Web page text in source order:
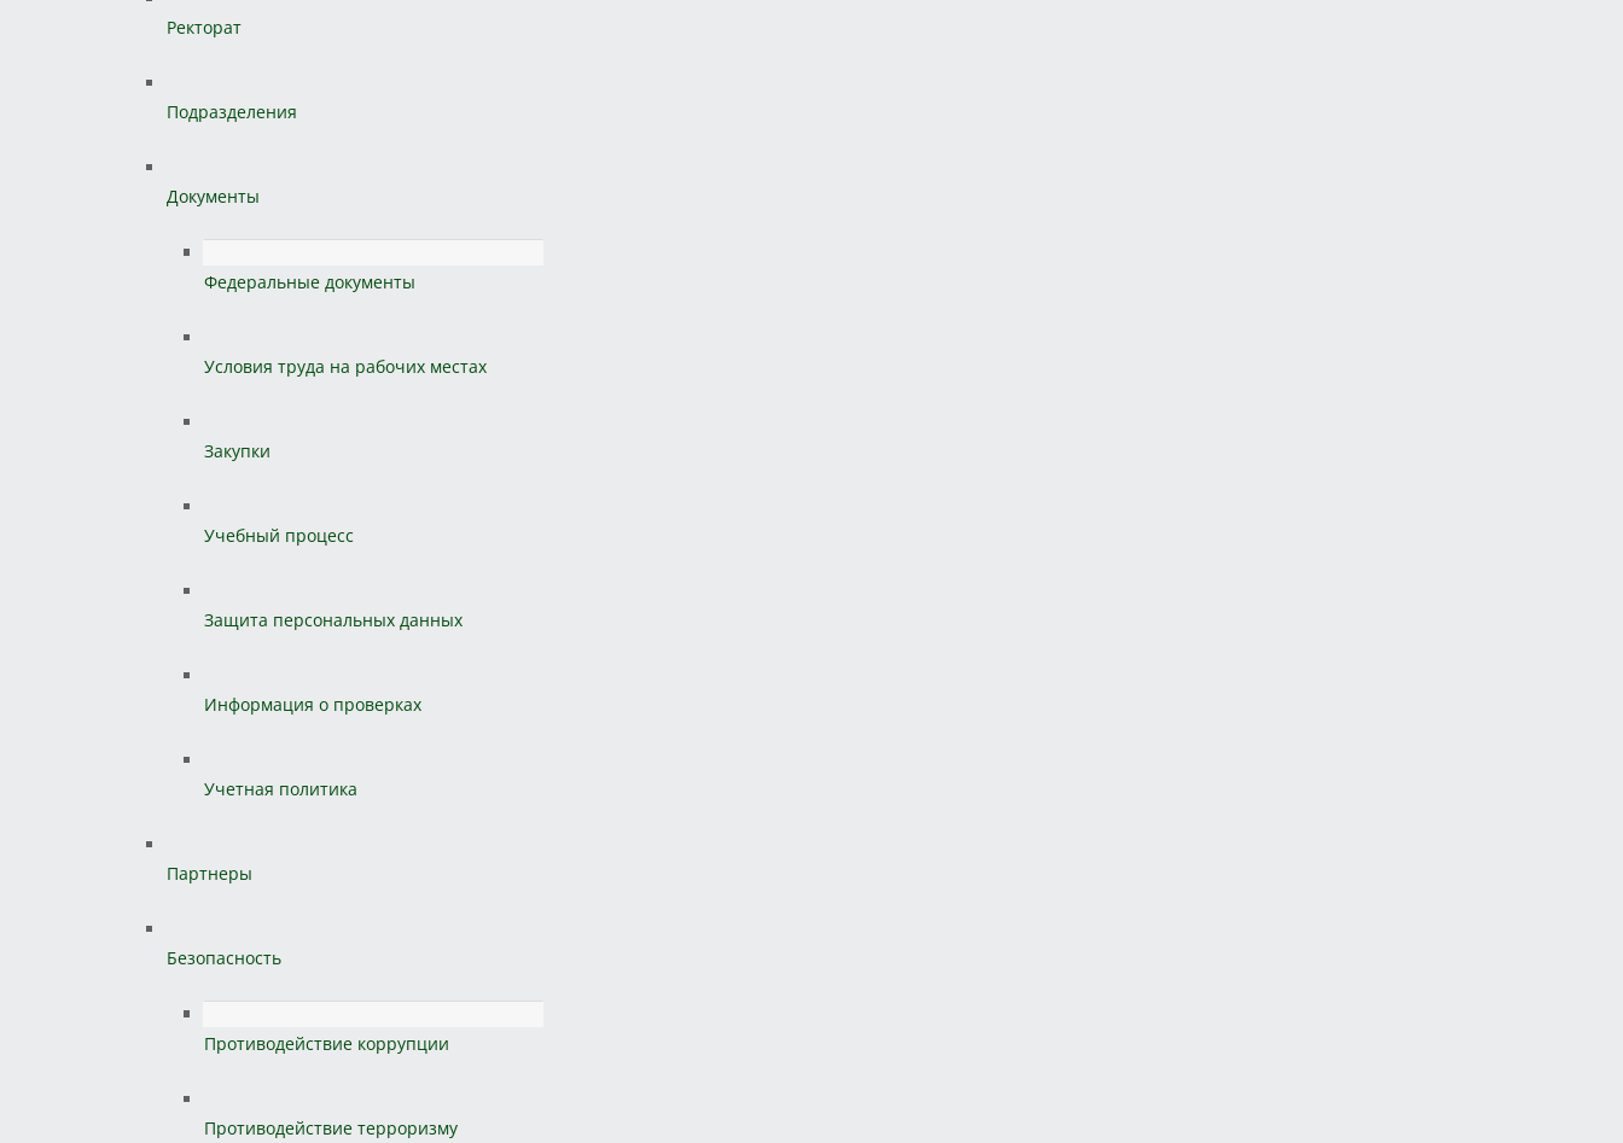
Ректорат
Подразделения
Документы
Федеральные документы
Условия труда на рабочих местах
Закупки
Учебный процесс
Защита персональных данных
Информация о проверках
Учетная политика
Партнеры
Безопасность
Противодействие коррупции
Противодействие терроризму